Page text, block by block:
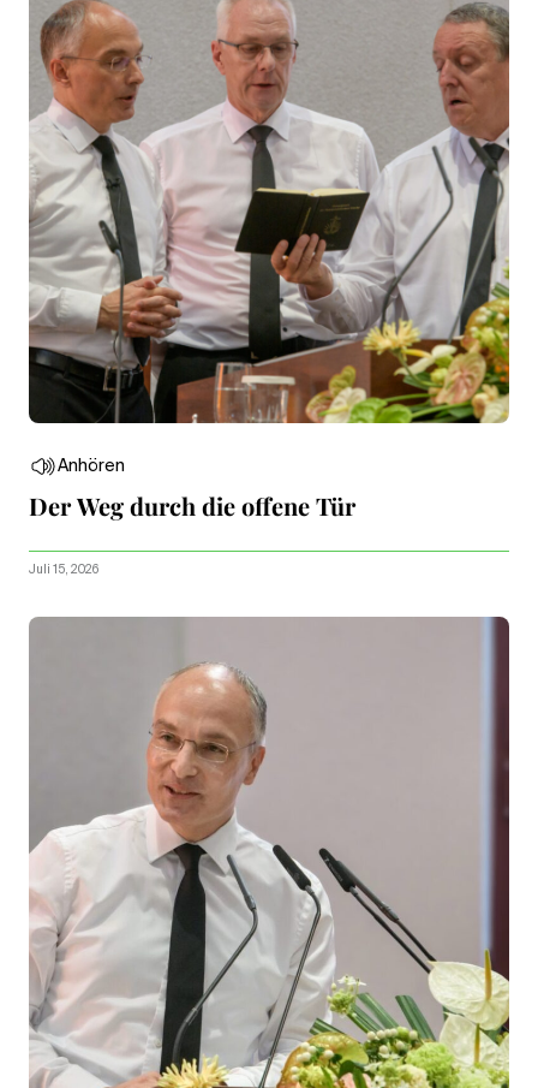
Anhören
Der Weg durch die offene Tür
Juli 15, 2026